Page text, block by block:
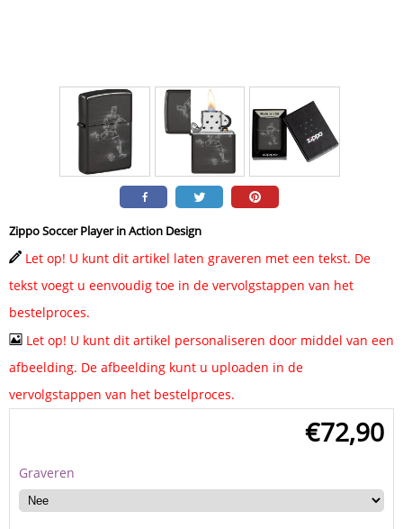
Zippo Soccer Player in Action Design
Let op! U kunt dit artikel laten graveren met een tekst. De
tekst voegt u eenvoudig toe in de vervolgstappen van het
bestelproces.
Let op! U kunt dit artikel personaliseren door middel van een
afbeelding. De afbeelding kunt u uploaden in de
vervolgstappen van het bestelproces.
€72,90
Graveren